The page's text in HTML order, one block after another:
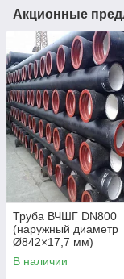
Акционные
Труба ВЧШГ DN800
(наружный диаметр
Ø842×17,7 мм)
В наличии